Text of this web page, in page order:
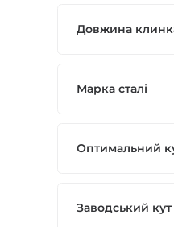
Довжина
Марка сталі
Оптимальний
Заводський